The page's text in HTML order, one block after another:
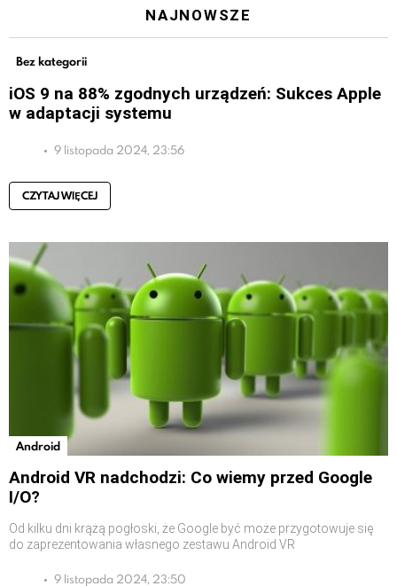
NAJNOWSZE
Bez kategorii
iOS 9 na 88% zgodnych urządzeń: Sukces Apple
w adaptacji systemu
9 listopada 2024, 23:56
CZYTAJ WIĘCEJ
Android
Android VR nadchodzi: Co wiemy przed Google
I/O?
Od kilku dni krążą pogłoski, że Google być może przygotowuje się
do zaprezentowania własnego zestawu Android VR
9 listopada 2024, 23:50